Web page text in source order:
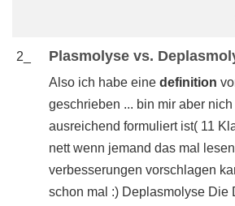
2_ Plasmolyse vs.
Also ich habe eine definition
geschrieben ... bin mir aber
ausreichend formuliert ist( 11
nett wenn jemand das mal
verbesserungen vorschlagen
schon mal :) Deplasmolyse Die